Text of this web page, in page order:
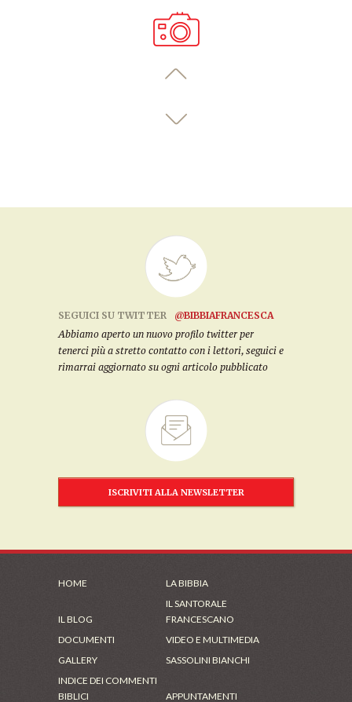
SEGUICI SU TWITTER
@BIBBIAFRANCESCA
Abbiamo aperto un nuovo profilo twitter per
tenerci più a stretto contatto con i lettori, seguici e
rimarrai aggiornato su ogni articolo pubblicato
ISCRIVITI ALLA NEWSLETTER
HOME LA BIBBIA
IL BLOG
IL SANTORALE
FRANCESCANO
DOCUMENTI
VIDEO E MULTIMEDIA
GALLERY
SASSOLINI BIANCHI
INDICE DEI COMMENTI
BIBLICI
APPUNTAMENTI